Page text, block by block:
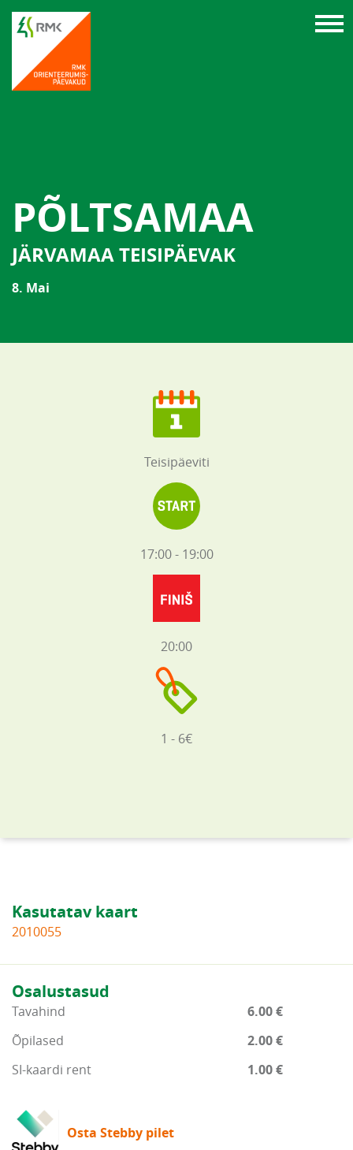
PÕLTSAMAA
JÄRVAMAA TEISIPÄEVAK
8. Mai
Teisipäeviti
17:00 - 19:00
20:00
1 - 6€
Kasutatav kaart
2010055
Osalustasud
Tavahind
6.00 €
Õpilased
2.00 €
SI-kaardi rent
1.00 €
Osta Stebby pilet